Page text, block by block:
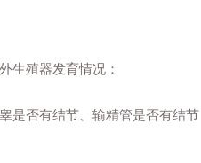
殖器发育情况：
否有结节、输精管是否有结节